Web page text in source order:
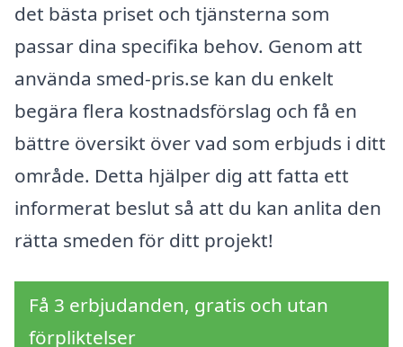
det bästa priset och tjänsterna som
passar dina specifika behov. Genom att
använda smed-pris.se kan du enkelt
begära flera kostnadsförslag och få en
bättre översikt över vad som erbjuds i ditt
område. Detta hjälper dig att fatta ett
informerat beslut så att du kan anlita den
rätta smeden för ditt projekt!
Få 3 erbjudanden, gratis och utan
förpliktelser